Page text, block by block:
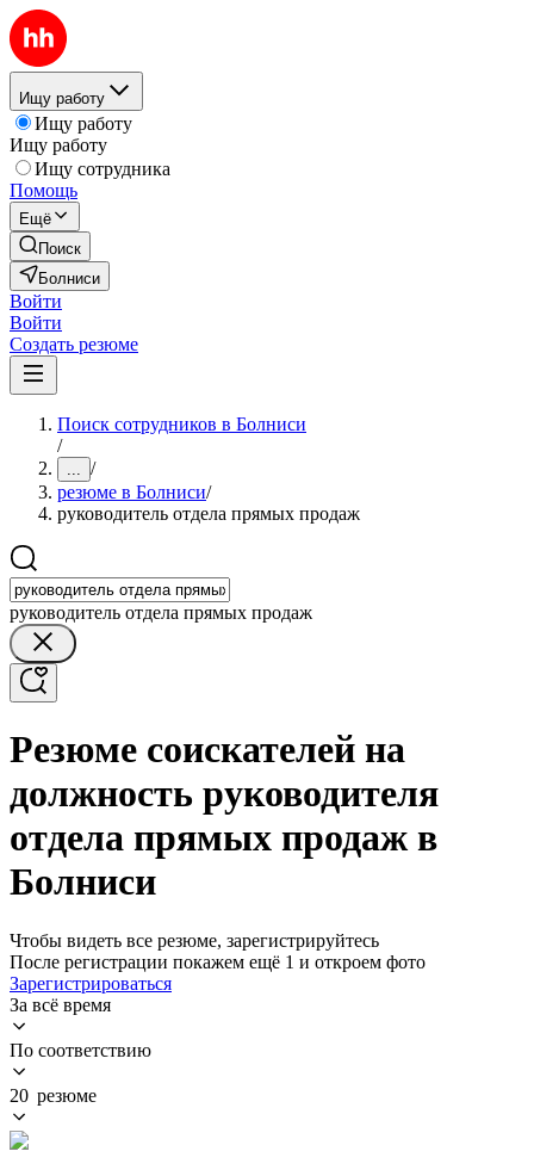
Ищу работу
Ищу работу
Ищу работу
Ищу сотрудника
Помощь
Ещё
Поиск
Болниси
Войти
Войти
Создать резюме
Поиск сотрудников в Болниси
/
... /
резюме в Болниси/
руководитель отдела прямых продаж
руководитель отдела прямых продаж
Резюме соискателей на
должность руководителя
отдела прямых продаж в
Болниси
Чтобы видеть все резюме, зарегистрируйтесь
После регистрации покажем ещё 1 и откроем фото
Зарегистрироваться
За всё время
По соответствию
20 резюме